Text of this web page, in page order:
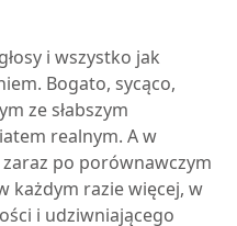
i wszystko jak
Bogato, sycąco,
ze słabszym
realnym. A w
po porównawczym
każdym razie więcej, w
i udziwniającego